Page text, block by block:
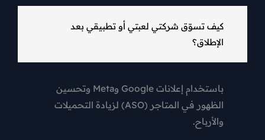
كيف تسوّق شركتي لعبتي أو تطبيقي بعد
الإطلاق؟
باستخدام إعلانات Google وMeta وتحسين
الظهور في المتاجر (ASO) لزيادة التحميلات
والأرباح.